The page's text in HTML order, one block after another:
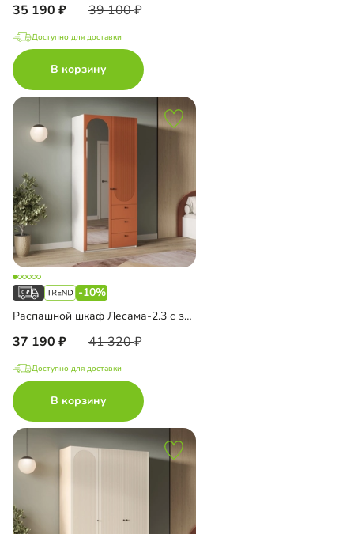
35 190 39 100
Доступно для доставки
В корзину
-10%
Распашной шкаф Лесама-2.3 с зеркалом
37 190 41 320
Доступно для доставки
В корзину